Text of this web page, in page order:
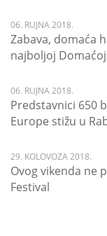
06. RUJNA 2018.
Zabava, domaća
najboljoj
06. RUJNA 2018.
Predstavnici 650
Europe stižu u
29. KOLOVOZA 2018.
Ovog vikenda ne
Festival